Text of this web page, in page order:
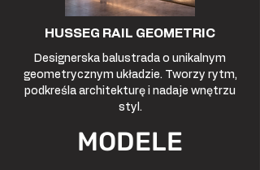
HUSSEG RAIL GEOMETRIC
Designerska balustrada o unikalnym
geometrycznym układzie. Tworzy rytm,
podkreśla architekturę i nadaje wnętrzu
styl.
MODELE